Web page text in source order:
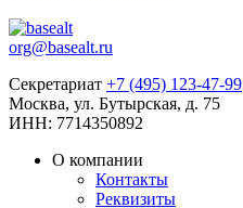
org@basealt.ru
Секретариат +7 (495) 123-47-99
Москва, ул. Бутырская, д. 75
ИНН: 7714350892
О компании
Контакты
Реквизиты